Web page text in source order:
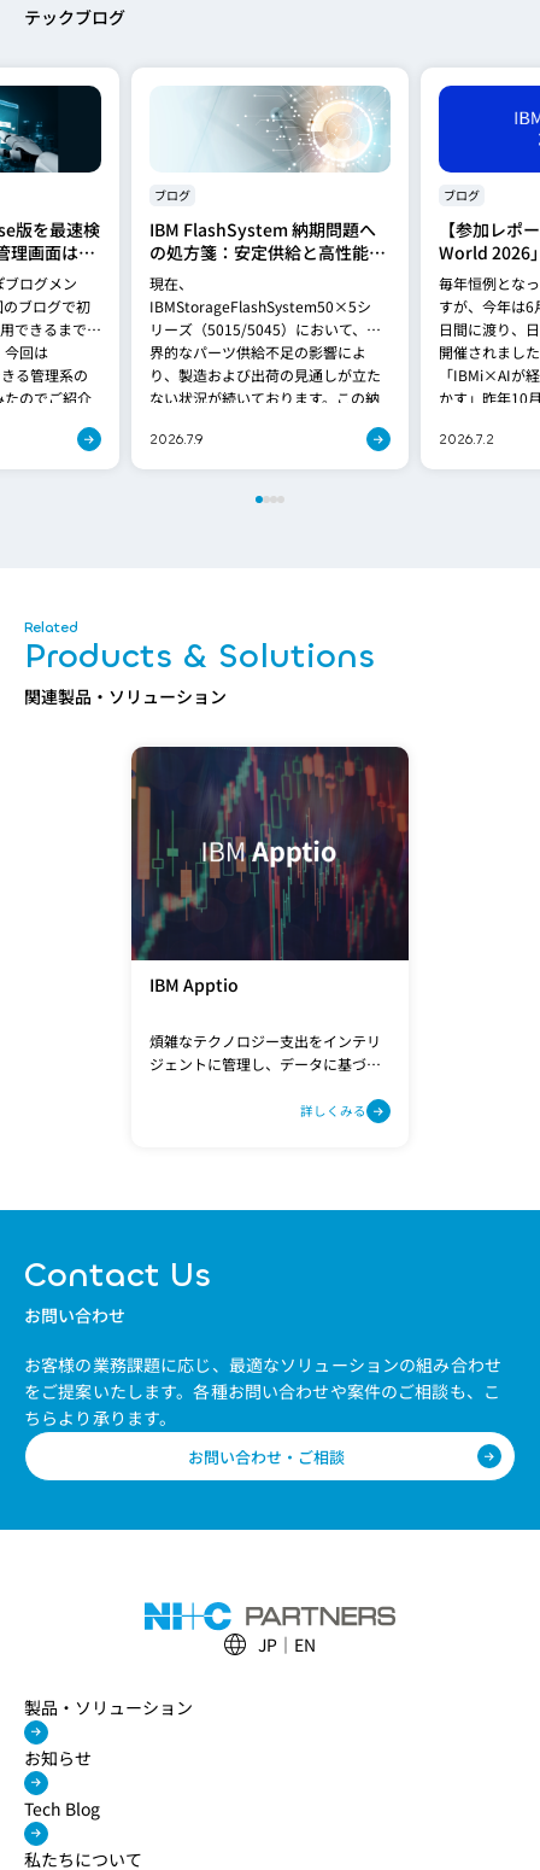
テックブログ
版を最速検
理画面はど
後にできる
みた
ログメン
ブログで初
できるまでを
今回は
る管理系の
のでご紹介
ブログ
IBM FlashSystem 納期問題へ
の処方箋：安定供給と高性能を
両立する「FlashSystem
5600」への移行提案
現在、
IBMStorageFlashSystem50×5シ
リーズ（5015/5045）において、世
界的なパーツ供給不足の影響によ
り、製造および出荷の見通しが立た
ない状況が続いております。この納
2026.7.9
ブログ
【参加レポ
World 2026
毎年恒例とな
すが、今年は
日間に渡り、
開催されまし
「IBMi×AIが
かす」昨年10
2026.7.2
Products & Solutions
関連製品・ソリューション
IBM Apptio
煩雑なテクノロジー支出をインテリ
ジェントに管理し、データに基づい
は、お客様のデジタルトランス
詳しくみる
Contact Us
お問い合わせ
お客様の業務課題に応じ、最適なソリューションの組み合わせ
をご提案いたします。各種お問い合わせや案件のご相談も、こ
ちらより承ります。
お問い合わせ・ご相談
JP EN
製品・ソリューション
お知らせ
Tech Blog
私たちについて